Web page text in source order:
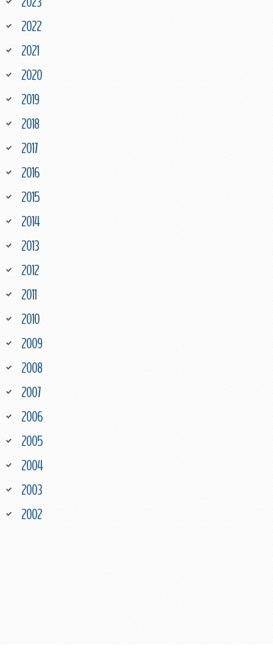
2022
2021
2020
2019
2018
2017
2016
2015
2014
2013
2012
2011
2010
2009
2008
2007
2006
2005
2004
2003
2002